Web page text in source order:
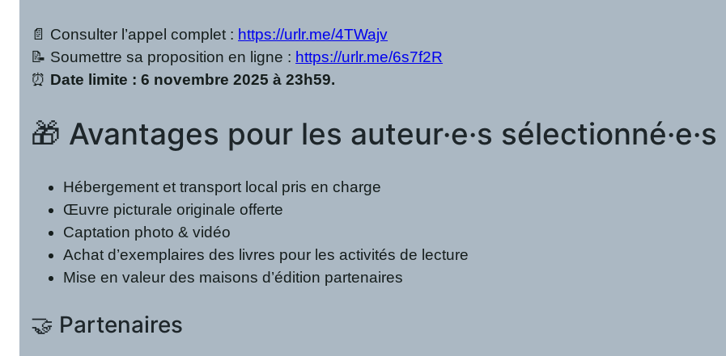
📄 Consulter l’appel complet : https://urlr.me/4TWajv
📝 Soumettre sa proposition en ligne : https://urlr.me/6s7f2R
⏰ Date limite : 6 novembre 2025 à 23h59.
🎁 Avantages pour les auteur·e·s sélectionné·e·s
Hébergement et transport local pris en charge
Œuvre picturale originale offerte
Captation photo & vidéo
Achat d’exemplaires des livres pour les activités de lecture
Mise en valeur des maisons d’édition partenaires
🤝 Partenaires